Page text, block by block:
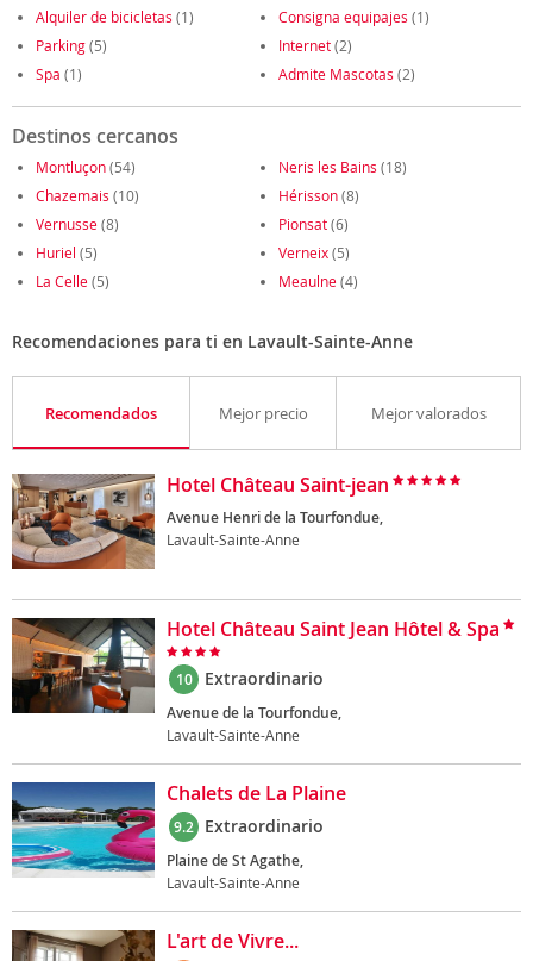
Alquiler de bicicletas (1) Consigna equipajes (1)
Parking(5) Internet(2)
Spa (1) Admite Mascotas (2)
Destinos cercanos
Montluçon(54) Neris les Bains (18)
Chazemais (10) Hérisson(8)
Vernusse(8) Pionsat(6)
Huriel (5) Verneix(5)
La Celle(5) Meaulne(4)
Recomendaciones para ti en Lavault-Sainte-Anne
Recomendados Mejor precio Mejor valorados
Hotel Château Saint-jean
Avenue Henri de la Tourfondue,
Lavault-Sainte-Anne
Hotel Château Saint Jean Hôtel & Spa
10 Extraordinario
Avenue de la Tourfondue,
Lavault-Sainte-Anne
Chalets de La Plaine
9.2 Extraordinario
Plaine de St Agathe,
Lavault-Sainte-Anne
L'art de Vivre...